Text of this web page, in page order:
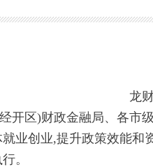
龙财
区)财政金融局、各市
创业,提升政策效能和
。